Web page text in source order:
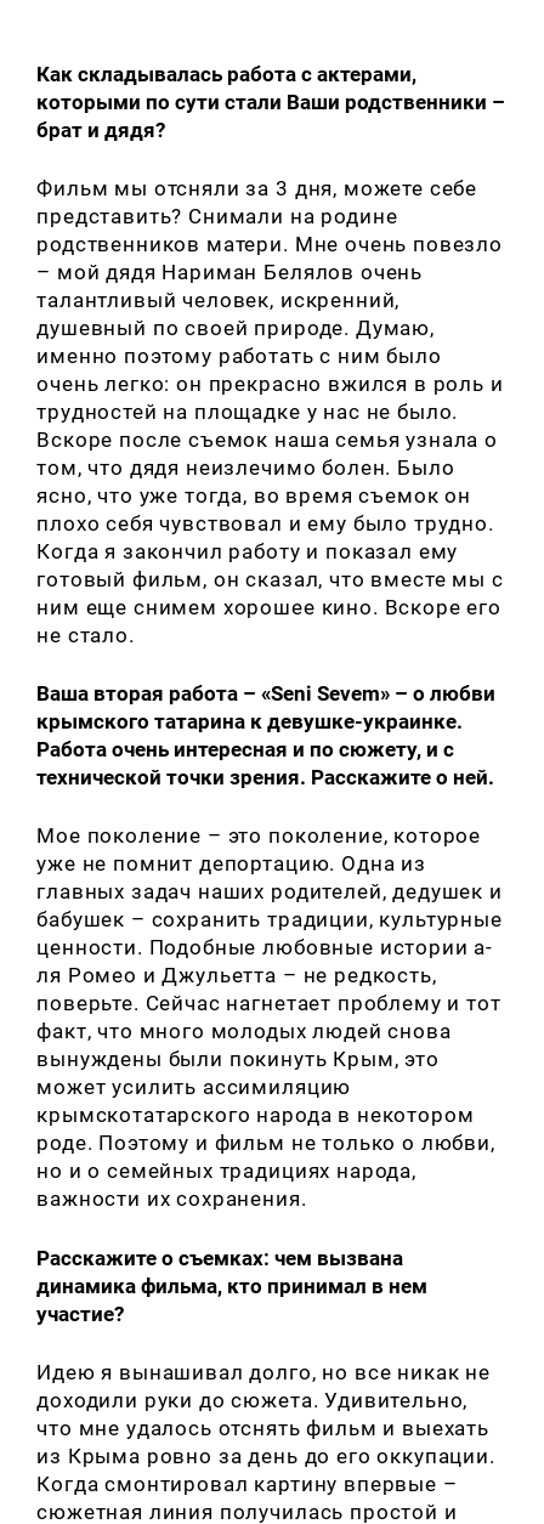
Как складывалась работа с актерами,
которыми по сути стали Ваши родственники –
брат и дядя?
Фильм мы отсняли за 3 дня, можете себе
представить? Снимали на родине
родственников матери. Мне очень повезло
– мой дядя Нариман Белялов очень
талантливый человек, искренний,
душевный по своей природе. Думаю,
именно поэтому работать с ним было
очень легко: он прекрасно вжился в роль и
трудностей на площадке у нас не было.
Вскоре после съемок наша семья узнала о
том, что дядя неизлечимо болен. Было
ясно, что уже тогда, во время съемок он
плохо себя чувствовал и ему было трудно.
Когда я закончил работу и показал ему
готовый фильм, он сказал, что вместе мы с
ним еще снимем хорошее кино. Вскоре его
не стало.
Ваша вторая работа – «Seni Sevem» – о любви
крымского татарина к девушке-украинке.
Работа очень интересная и по сюжету, и с
технической точки зрения. Расскажите о ней.
Мое поколение – это поколение, которое
уже не помнит депортацию. Одна из
главных задач наших родителей, дедушек и
бабушек – сохранить традиции, культурные
ценности. Подобные любовные истории а-
ля Ромео и Джульетта – не редкость,
поверьте. Сейчас нагнетает проблему и тот
факт, что много молодых людей снова
вынуждены были покинуть Крым, это
может усилить ассимиляцию
крымскотатарского народа в некотором
роде. Поэтому и фильм не только о любви,
но и о семейных традициях народа,
важности их сохранения.
Расскажите о съемках: чем вызвана
динамика фильма, кто принимал в нем
участие?
Идею я вынашивал долго, но все никак не
доходили руки до сюжета. Удивительно,
что мне удалось отснять фильм и выехать
из Крыма ровно за день до его оккупации.
Когда смонтировал картину впервые –
сюжетная линия получилась простой и